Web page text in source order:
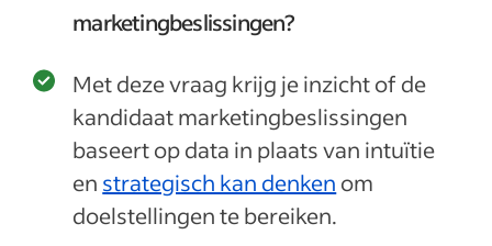
marketingbeslissingen?
Met deze vraag krijg je inzicht of de
kandidaat marketingbeslissingen
baseert op data in plaats van intuïtie
en strategisch kan denken om
doelstellingen te bereiken.